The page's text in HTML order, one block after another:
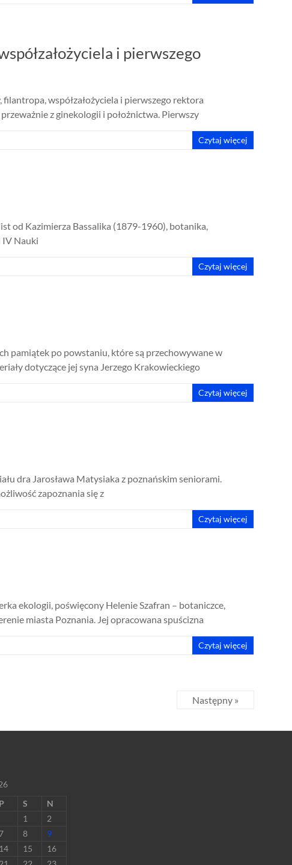
i pierwszego
współzałożyciela i pierwszego rektora
z ginekologii i położnictwa. Pierwszy
Czytaj więcej
od Kazimierza Bassalika (1879-1960), botanika,
IV Nauki
Czytaj więcej
pamiątek po powstaniu, które są przechowywane w
dotyczące jej syna Jerzego Krakowieckiego
Czytaj więcej
dra Jarosława Matysiaka z poznańskim seniorami.
zapoznania się z
Czytaj więcej
ekologii, poświęcony Helenie Szafran – botaniczce,
miasta Poznania. Jej opracowana spuścizna
Czytaj więcej
Następny »
P S
N
1
2
7 8
9
14 15
16